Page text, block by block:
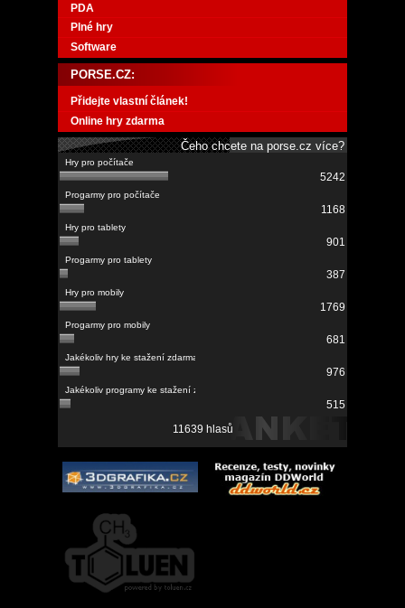
PDA
Plné hry
Software
PORSE.CZ:
Přidejte vlastní článek!
Online hry zdarma
Čeho chcete na porse.cz více?
5242
1168
901
387
1769
681
976
515
11639 hlasů